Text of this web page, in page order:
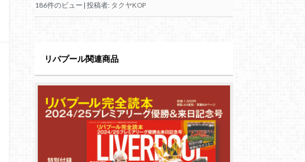
186件のビュー 投稿者: タクヤKOP
リバプール関連商品